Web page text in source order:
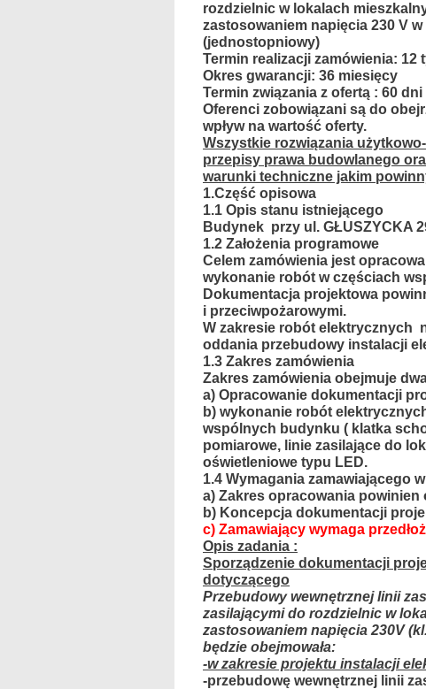
rozdzielnic w lokalach
zastosowaniem napięcia 230 V
(jednostopniowy)
Termin realizacji zamówienia: 12
Okres gwarancji: 36 miesięcy
Termin związania z ofertą : 60 dni
Oferenci zobowiązani są do
wpływ na wartość oferty.
Wszystkie rozwiązania
przepisy prawa budowlanego
warunki techniczne jakim
1.Część opisowa
1.1 Opis stanu istniejącego
Budynek przy ul. GŁUSZYCKA
1.2 Założenia programowe
Celem zamówienia jest
wykonanie robót w częściach
Dokumentacja projektowa
i przeciwpożarowymi.
W zakresie robót elektrycznych
oddania przebudowy instalacji
1.3 Zakres zamówienia
Zakres zamówienia obejmuje
a) Opracowanie dokumentacji
b) wykonanie robót
wspólnych budynku ( klatka
pomiarowe, linie zasilające do
oświetleniowe typu LED.
1.4 Wymagania zamawiającego
a) Zakres opracowania
b) Koncepcja dokumentacji
c) Zamawiający wymaga
Opis zadania :
Sporządzenie dokumentacji
dotyczącego
Przebudowy wewnętrznej linii
zasilającymi do rozdzielnic w
zastosowaniem napięcia 230V
będzie obejmowała:
-w zakresie projektu instalacji
-przebudowę wewnętrznej linii